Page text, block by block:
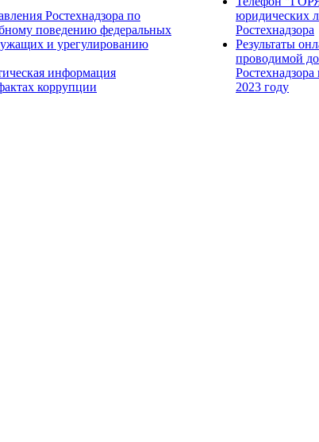
Ростехнадзора по
поведению федеральных
и урегулированию
информация
коррупции
юридических
Ростехнадзора
Результаты
проводимой
2023 году